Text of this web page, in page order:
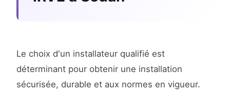
Le choix d'un installateur qualifié est
déterminant pour obtenir une installation
sécurisée, durable et aux normes en vigueur.